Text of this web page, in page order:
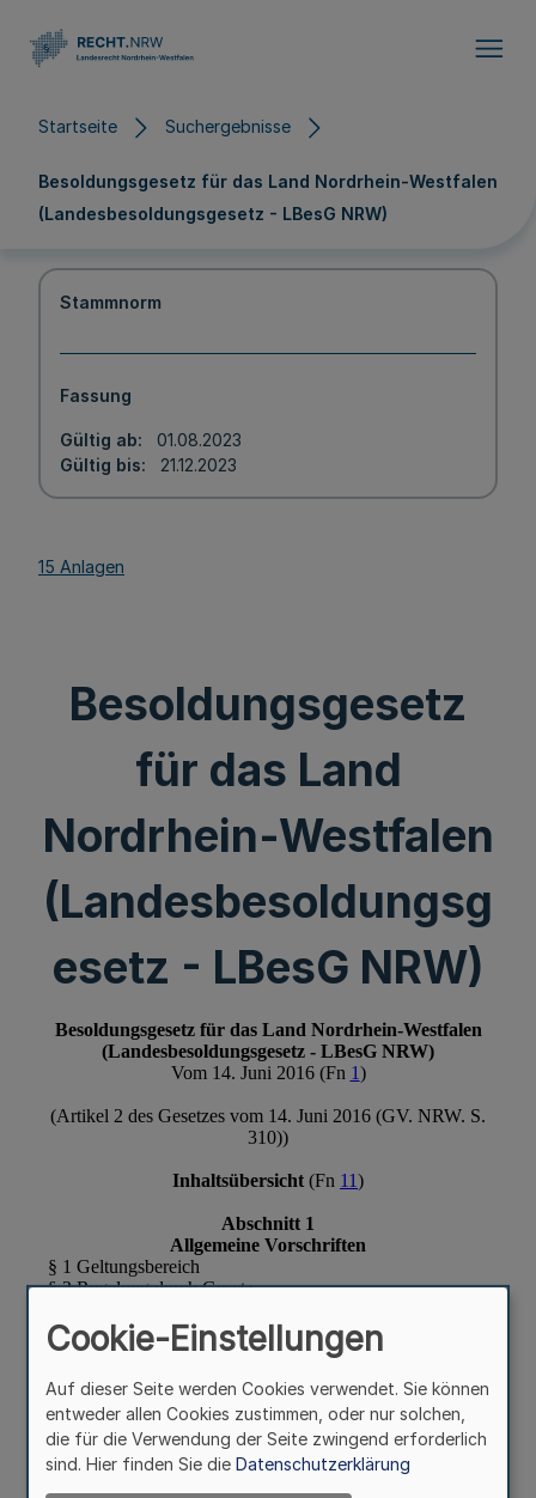
Startseite Suchergebnisse
Besoldungsgesetz für das Land Nordrhein-Westfalen
(Landesbesoldungsgesetz - LBesG NRW)
Stammnorm
Fassung
Gültig ab
01.08.2023
Gültig bis
21.12.2023
15 Anlagen
Besoldungsgesetz
für das Land
Nordrhein-Westfalen
(Landesbesoldungsg
esetz - LBesG NRW)
Cookie-Einstellungen
Auf dieser Seite werden Cookies verwendet. Sie können
entweder allen Cookies zustimmen, oder nur solchen,
die für die Verwendung der Seite zwingend erforderlich
sind. Hier finden Sie die Datenschutzerklärung